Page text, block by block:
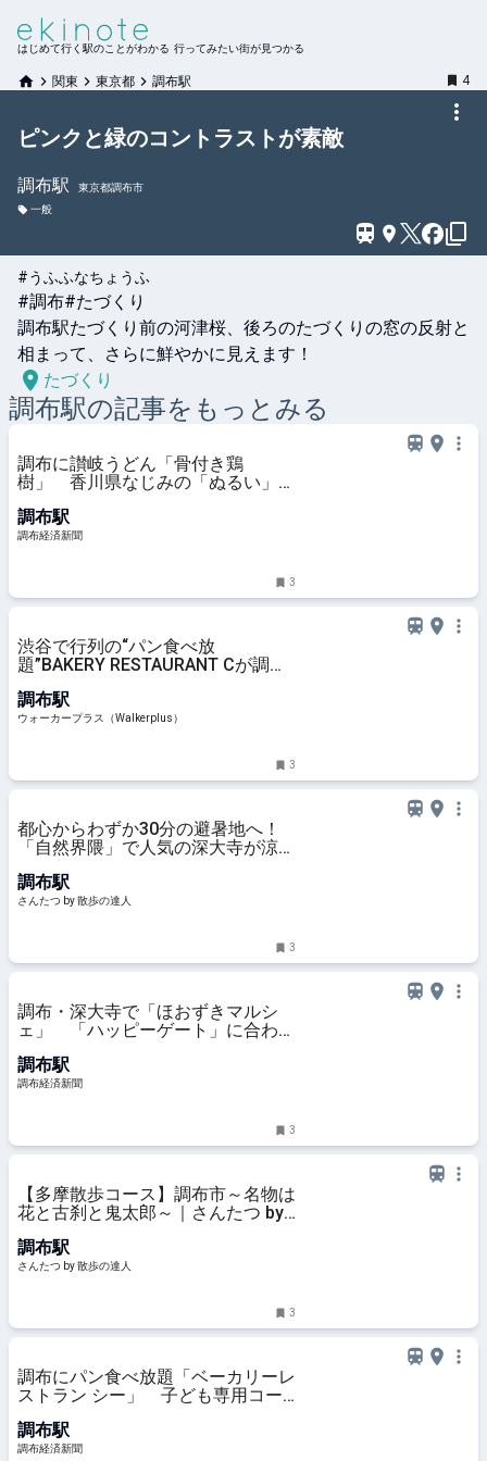
はじめて行く駅のことがわかる 行ってみたい街が見つかる
関東 東京都 調布駅 4
ピンクと緑のコントラストが素敵
調布駅
東京都調布市
一般
#うふふなちょうふ
#調布#たづくり
調布駅たづくり前の河津桜、後ろのたづくりの窓の反射と
相まって、さらに鮮やかに見えます！
たづくり
調布駅の記事をもっとみる
調布に讃岐うどん「骨付き鶏
樹」 香川県なじみの「ぬるい」も
調布駅
調布経済新聞
3
渋谷で行列の“パン食べ放
題”BAKERY RESTAURANT Cが調布
響は？最大200組待ちの日も！｜ウ
ォーカープラス
調布駅
ウォーカープラス（Walkerplus）
3
都心からわずか30分の避暑地へ！
「自然界隈」で人気の深大寺が涼し
散歩の達人
調布駅
さんたつ by 散歩の達人
3
調布・深大寺で「ほおずきマルシ
ェ」 「ハッピーゲート」に合わせ
調布駅
調布経済新聞
3
【多摩散歩コース】調布市～名物は
花と古刹と鬼太郎～｜さんたつ by
調布駅
さんたつ by 散歩の達人
3
調布にパン食べ放題「ベーカリーレ
ストラン シー」 子ども専用コー
調布駅
調布経済新聞